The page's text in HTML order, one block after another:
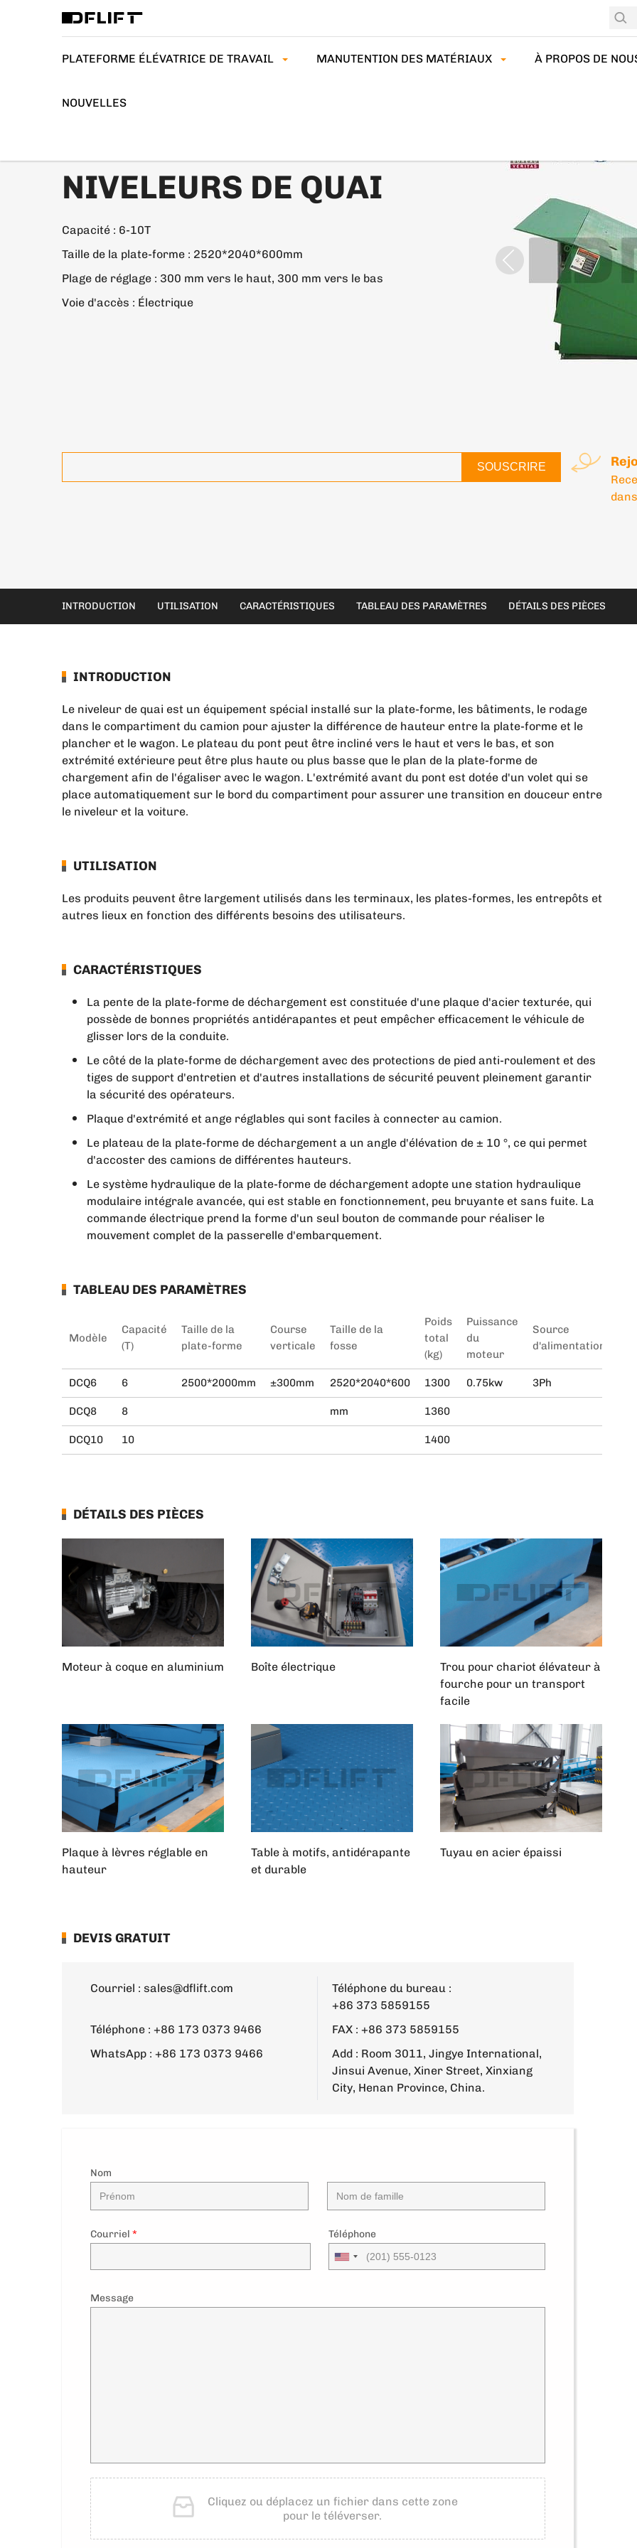
PLATEFORME ÉLÉVATRICE DE TRAVAIL MANUTENTION DES MATÉRIAUX À PROPOS DE
NOUVELLES
NIVELEURS DE QUAI
Capacité : 6-10T
Taille de la plate-forme : 2520*2040*600mm
Plage de réglage : 300 mm vers le haut, 300 mm vers le bas
Voie d'accès : Électrique
SOUSCRIRE
INTRODUCTION UTILISATION CARACTÉRISTIQUES TABLEAU DES PARAMÈTRES DÉTAILS DES PIÈCES
INTRODUCTION
Le niveleur de quai est un équipement spécial installé sur la plate-forme, les bâtiments, le rodage
dans le compartiment du camion pour ajuster la différence de hauteur entre la plate-forme et le
plancher et le wagon. Le plateau du pont peut être incliné vers le haut et vers le bas, et son
extrémité extérieure peut être plus haute ou plus basse que le plan de la plate-forme de
chargement afin de l'égaliser avec le wagon. L'extrémité avant du pont est dotée d'un volet qui se
place automatiquement sur le bord du compartiment pour assurer une transition en douceur entre
le niveleur et la voiture.
UTILISATION
Les produits peuvent être largement utilisés dans les terminaux, les plates-formes, les entrepôts et
autres lieux en fonction des différents besoins des utilisateurs.
CARACTÉRISTIQUES
La pente de la plate-forme de déchargement est constituée d'une plaque d'acier texturée, qui
possède de bonnes propriétés antidérapantes et peut empêcher efficacement le véhicule de
glisser lors de la conduite.
Le côté de la plate-forme de déchargement avec des protections de pied anti-roulement et des
tiges de support d'entretien et d'autres installations de sécurité peuvent pleinement garantir
la sécurité des opérateurs.
Plaque d'extrémité et ange réglables qui sont faciles à connecter au camion.
Le plateau de la plate-forme de déchargement a un angle d'élévation de ± 10 °, ce qui permet
d'accoster des camions de différentes hauteurs.
Le système hydraulique de la plate-forme de déchargement adopte une station hydraulique
modulaire intégrale avancée, qui est stable en fonctionnement, peu bruyante et sans fuite. La
commande électrique prend la forme d'un seul bouton de commande pour réaliser le
mouvement complet de la passerelle d'embarquement.
TABLEAU DES PARAMÈTRES
Modèle
Capacité
(T)
Taille de la
plate-forme
Course
verticale
Taille de la
fosse
Poids
total
(kg)
Puissance
du
moteur
Source
d'alimentation
DCQ6 6 2500*2000mm ±300mm 2520*2040*600 1300 0.75kw 3Ph
DCQ8 8 mm 1360
DCQ10 10 1400
DÉTAILS DES PIÈCES
Moteur à coque en aluminium Boîte électrique
Trou pour chariot élévateur à
fourche pour un transport
facile
Plaque à lèvres réglable en
hauteur
Table à motifs, antidérapante
et durable
Tuyau en acier épaissi
DEVIS GRATUIT
Courriel : sales@dflift.com
Téléphone du bureau :
+86 373 5859155
Téléphone : +86 173 0373 9466
FAX : +86 373 5859155
WhatsApp : +86 173 0373 9466
Add : Room 3011, Jingye International,
Jinsui Avenue, Xiner Street, Xinxiang
City, Henan Province, China.
Nom
Courriel * Téléphone
Message
Cliquez ou déplacez un fichier dans cette zone
pour le téléverser.